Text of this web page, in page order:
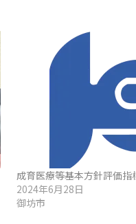
成育医療等基本方針評価
2024年6月28日
御坊市